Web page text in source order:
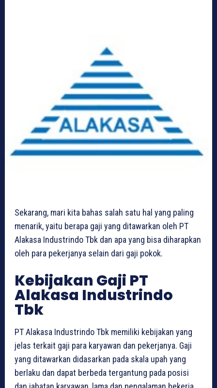
Sekarang, mari kita bahas salah satu hal yang paling
menarik, yaitu berapa gaji yang ditawarkan oleh PT
Alakasa Industrindo Tbk dan apa yang bisa diharapkan
oleh para pekerjanya selain dari gaji pokok.
Kebijakan Gaji PT
Alakasa Industrindo
Tbk
PT Alakasa Industrindo Tbk memiliki kebijakan yang
jelas terkait gaji para karyawan dan pekerjanya. Gaji
yang ditawarkan didasarkan pada skala upah yang
berlaku dan dapat berbeda tergantung pada posisi